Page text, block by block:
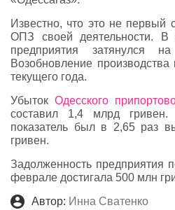
Известно, что это не первый
ОПЗ своей деятельности. В
предприятия затянулся
Возобновление
текущего года.
УбытокОдесского
составил 1,4 млрд
показатель был в 2,65 раз
гривен.
Задолженность предприятия
феврале достигала 500 млн
Автор: Инна Сватенко